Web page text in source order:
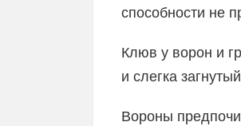
способности не
Клюв у ворон и
и слегка
Вороны